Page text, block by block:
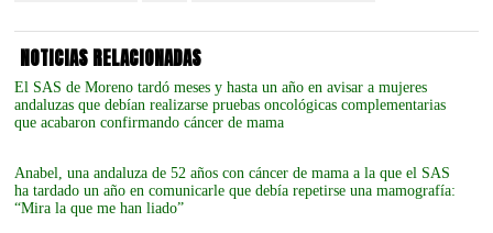
NOTICIAS RELACIONADAS
El SAS de Moreno tardó meses y hasta un año en avisar a mujeres
andaluzas que debían realizarse pruebas oncológicas complementarias
que acabaron confirmando cáncer de mama
Anabel, una andaluza de 52 años con cáncer de mama a la que el SAS
ha tardado un año en comunicarle que debía repetirse una mamografía:
“Mira la que me han liado”